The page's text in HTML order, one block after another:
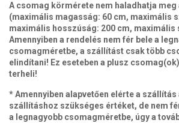
A csomag körmérete nem haladhatja meg
(maximális magasság: 60 cm, maximális
maximális hosszúság: 200 cm, maximális
Amennyiben a rendelés nem fér bele a
csomagméretbe, a szállítást csak több
elindítani! Ez eseteben a plusz
terheli!
* Amennyiben alapvetően elérte a szállítás
szállításhoz szükséges értéket, de nem
a legnagyobb csomagméretbe, úgy a